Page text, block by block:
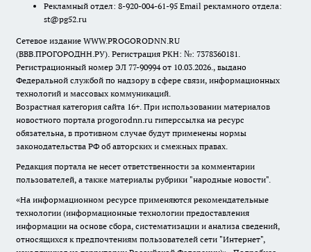
Рекламный отдел: 8-920-004-61-95 Email рекламного отдела:
st@pg52.ru
Сетевое издание WWW.PROGORODNN.RU
(ВВВ.ПРОГОРОДНН.РУ). Регистрация РКН: №: 7378360181.
Регистрационный номер ЭЛ 77-90994 от 10.03.2026., выдано
Федеральной службой по надзору в сфере связи, информационных
технологий и массовых коммуникаций.
Возрастная категория сайта 16+. При использовании материалов
новостного портала progorodnn.ru гиперссылка на ресурс
обязательна, в противном случае будут применены нормы
законодательства РФ об авторских и смежных правах.
Редакция портала не несет ответственности за комментарии
пользователей, а также материалы рубрики "народные новости".
«На информационном ресурсе применяются рекомендательные
технологии (информационные технологии предоставления
информации на основе сбора, систематизации и анализа сведений,
относящихся к предпочтениям пользователей сети "Интернет",